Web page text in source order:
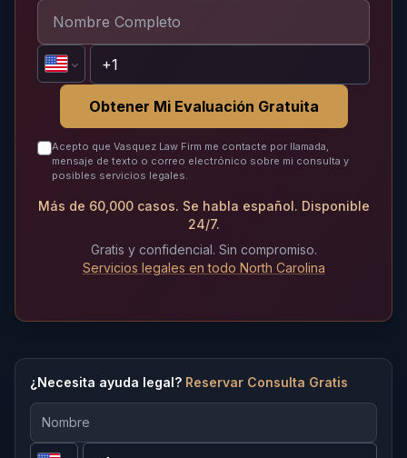
Obtener Mi Evaluación Gratuita
Acepto que Vasquez Law Firm me contacte por llamada,
mensaje de texto o correo electrónico sobre mi consulta y
posibles servicios legales.
Más de 60,000 casos. Se habla español. Disponible
24/7.
Gratis y confidencial. Sin compromiso.
Servicios legales en todo North Carolina
¿Necesita ayuda legal? Reservar Consulta Gratis